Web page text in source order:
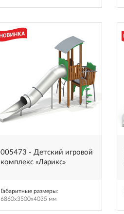
005473 - Детский игровой
комплекс «Ларикс»
Габаритные размеры:
6860x3500x4035 мм